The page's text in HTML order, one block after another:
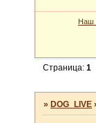
Наш
Страница:1
»DOG_LIVE